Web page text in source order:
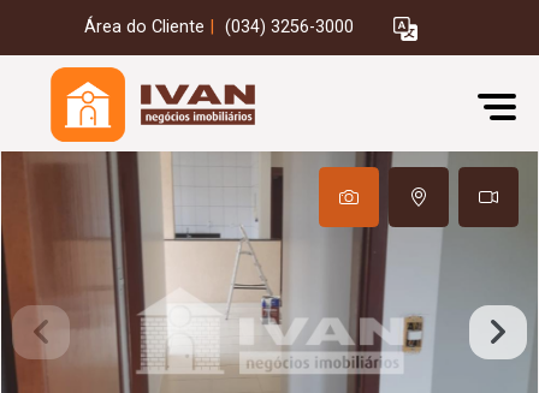
Área do Cliente (034) 3256-3000